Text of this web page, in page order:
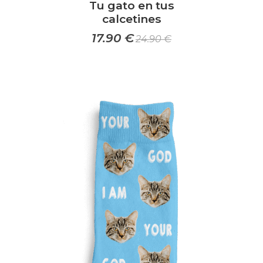
Tu gato en tus
calcetines
17.90 €24.90€
múltiples
variantes.
Las
opciones
se
pueden
elegir
en
la
página
de